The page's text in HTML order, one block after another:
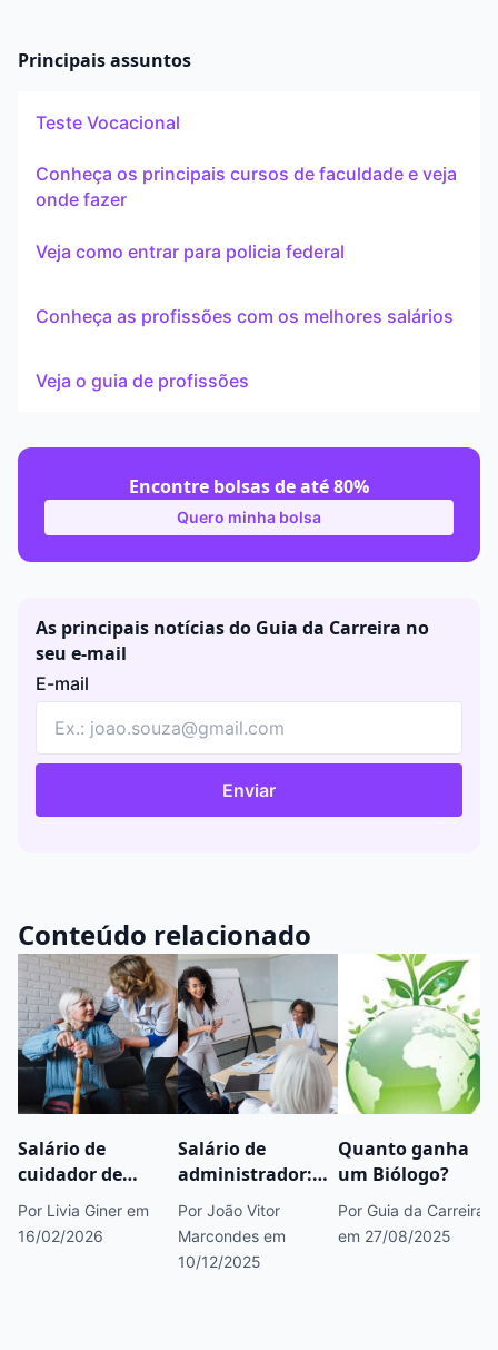
Principais assuntos
Teste Vocacional
Conheça os principais cursos de faculdade e veja
onde fazer
Veja como entrar para policia federal
Conheça as profissões com os melhores salários
Veja o guia de profissões
Encontre bolsas de até 80%
Quero minha bolsa
As principais notícias do Guia da Carreira no
seu e-mail
E-mail
Enviar
Conteúdo relacionado
Salário de
cuidador de
idoso: quanto
ganha em 2026?
Por Livia Giner em
16/02/2026
Salário de
administrador:
quanto ganha,
onde atuar e
como evoluir na
carreira
Por João Vitor
Marcondes em
10/12/2025
Quanto ganha
um Biólogo?
Por Guia da Carreira
em 27/08/2025